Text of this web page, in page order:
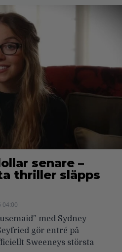
senare –
thriller släpps
04:00
med Sydney
gör entré på
Sweeneys största